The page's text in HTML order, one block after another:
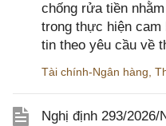
chống rửa tiền
trong thực hiện cam
tin theo yêu cầu về
Tài chính-Ngân hàng
Nghị định 293/